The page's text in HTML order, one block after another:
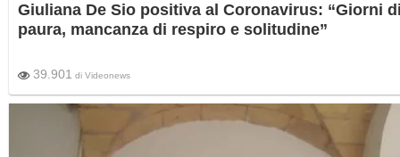
Giuliana De Sio positiva al Coronavirus: “Giorni
paura, mancanza di respiro e solitudine”
39.901 di Videonews